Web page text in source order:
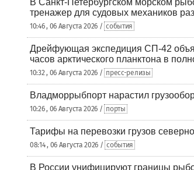
В Санкт-Петербургском морском
тренажер для судовых механиков
10:46 , 06 Августа 2026 / события
Дрейфующая экспедиция СП-42
часов арктического планктона в
10:32 , 06 Августа 2026 / пресс-релизы
Владморрыбпорт нарастил
10:26 , 06 Августа 2026 / порты
Тарифы на перевозки грузов
08:14 , 06 Августа 2026 / события
В России унифицируют границы